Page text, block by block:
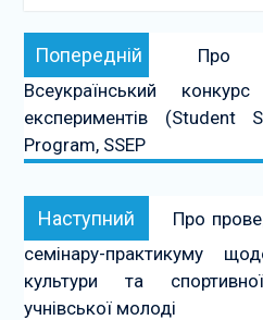
Навігація
записів
Попередній
Про
Всеукраїнський
експериментів (Student
Program, SSEP
Наступний Наступний:
Про
семінару-практикуму
культури та
учнівської молоді